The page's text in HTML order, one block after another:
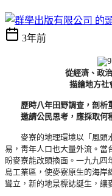
3年前
從經濟、政
描繪地方社
歷時八年田野調查，剖析
邀請公民思考，應採取何種
麥寮的地理環境以「風頭
易，靑年人口也大量外流。當
盼麥寮能改頭換面。一九九四
島工業區，使麥寮原生的海
聳立，新的地景標誌誕生，讓